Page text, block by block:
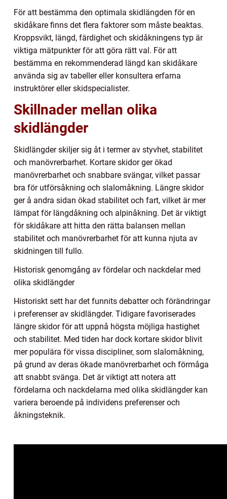
För att bestämma den optimala skidlängden för en
skidåkare finns det flera faktorer som måste beaktas.
Kroppsvikt, längd, färdighet och skidåkningens typ är
viktiga mätpunkter för att göra rätt val. För att
bestämma en rekommenderad längd kan skidåkare
använda sig av tabeller eller konsultera erfarna
instruktörer eller skidspecialister.
Skillnader mellan olika
skidlängder
Skidlängder skiljer sig åt i termer av styvhet, stabilitet
och manövrerbarhet. Kortare skidor ger ökad
manövrerbarhet och snabbare svängar, vilket passar
bra för utförsåkning och slalomåkning. Längre skidor
ger å andra sidan ökad stabilitet och fart, vilket är mer
lämpat för längdåkning och alpinåkning. Det är viktigt
för skidåkare att hitta den rätta balansen mellan
stabilitet och manövrerbarhet för att kunna njuta av
skidningen till fullo.
Historisk genomgång av fördelar och nackdelar med
olika skidlängder
Historiskt sett har det funnits debatter och förändringar
i preferenser av skidlängder. Tidigare favoriserades
längre skidor för att uppnå högsta möjliga hastighet
och stabilitet. Med tiden har dock kortare skidor blivit
mer populära för vissa discipliner, som slalomåkning,
på grund av deras ökade manövrerbarhet och förmåga
att snabbt svänga. Det är viktigt att notera att
fördelarna och nackdelarna med olika skidlängder kan
variera beroende på individens preferenser och
åkningsteknik.